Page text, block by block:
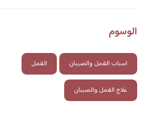
الوسوم
اسباب القمل والصيبان القمل
علاج القمل والصيبان